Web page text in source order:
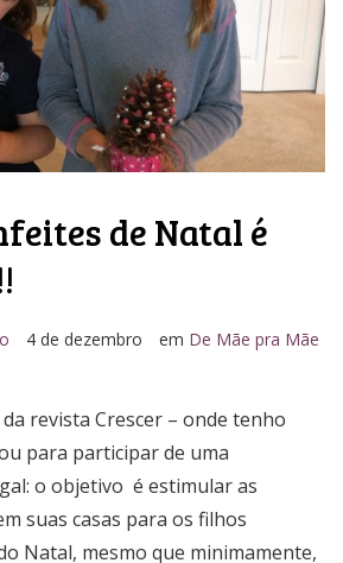
de Natal é
4 de dezembro em De Mãe pra Mãe
revista Crescer – onde tenho
para participar de uma
o objetivo é estimular as
suas casas para os filhos
Natal, mesmo que minimamente,